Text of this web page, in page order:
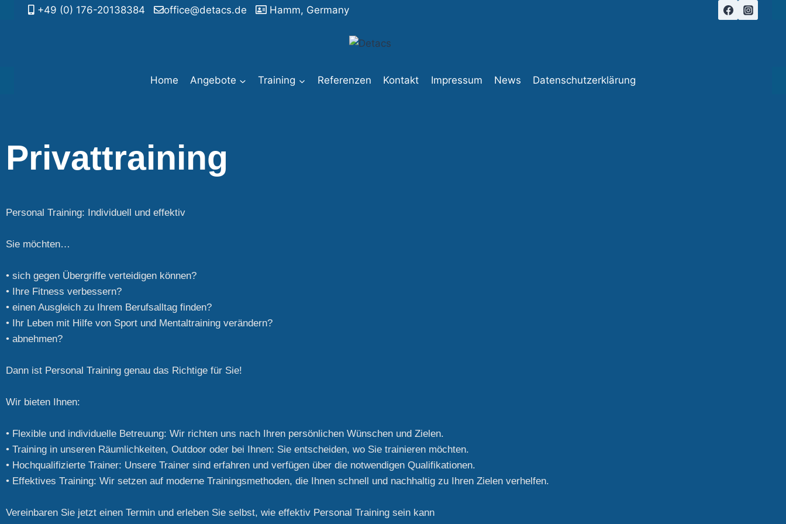
+49 (0) 176-20138384 office@detacs.de Hamm, Germany
Home Angebote Training Referenzen Kontakt Impressum News Datenschutzerklärung
Privattraining
Personal Training: Individuell und effektiv
Sie möchten…
• sich gegen Übergriffe verteidigen können?
• Ihre Fitness verbessern?
• einen Ausgleich zu Ihrem Berufsalltag finden?
• Ihr Leben mit Hilfe von Sport und Mentaltraining verändern?
• abnehmen?
Dann ist Personal Training genau das Richtige für Sie!
Wir bieten Ihnen:
• Flexible und individuelle Betreuung: Wir richten uns nach Ihren persönlichen Wünschen und Zielen.
• Training in unseren Räumlichkeiten, Outdoor oder bei Ihnen: Sie entscheiden, wo Sie trainieren möchten.
• Hochqualifizierte Trainer: Unsere Trainer sind erfahren und verfügen über die notwendigen Qualifikationen.
• Effektives Training: Wir setzen auf moderne Trainingsmethoden, die Ihnen schnell und nachhaltig zu Ihren Zielen verhelfen.
Vereinbaren Sie jetzt einen Termin und erleben Sie selbst, wie effektiv Personal Training sein kann